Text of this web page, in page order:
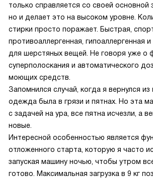
только справляется со своей основной
но и делает это на высоком уровне.
стирки просто поражает. Быстрая,
противоаллергенная, гипоаллергенная
для шерстяных вещей. Не говоря уже о
суперполоскания и автоматического
моющих средств.
Запомнился случай, когда я вернулся
одежда была в грязи и пятнах. Но эта
с задачей на ура, все пятна исчезли, а
новые.
Интересной особенностью является
отложенного старта, которую я часто
запуская машину ночью, чтобы утром
готово. Максимальная загрузка в 9 кг